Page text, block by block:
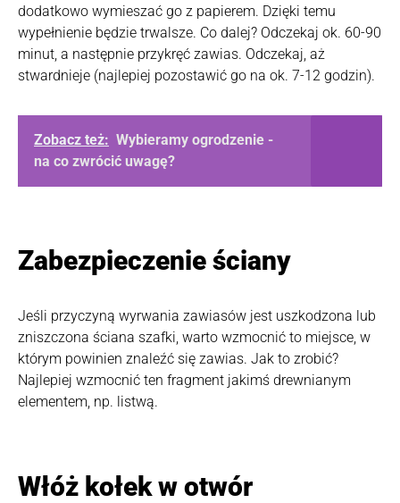
dodatkowo wymieszać go z papierem. Dzięki temu
wypełnienie będzie trwalsze. Co dalej? Odczekaj ok. 60-90
minut, a następnie przykręć zawias. Odczekaj, aż
stwardnieje (najlepiej pozostawić go na ok. 7-12 godzin).
Zobacz też: Wybieramy ogrodzenie -
na co zwrócić uwagę?
Zabezpieczenie ściany
Jeśli przyczyną wyrwania zawiasów jest uszkodzona lub
zniszczona ściana szafki, warto wzmocnić to miejsce, w
którym powinien znaleźć się zawias. Jak to zrobić?
Najlepiej wzmocnić ten fragment jakimś drewnianym
elementem, np. listwą.
Włóż kołek w otwór